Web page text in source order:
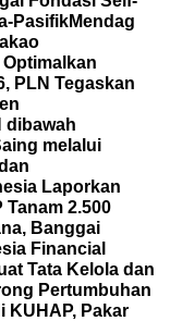
PasifikMendag
PLN Tegaskan
dibawah
melalui
Laporkan
Tanam 2.500
Banggai
Financial
Tata Kelola dan
Pertumbuhan
KUHAP, Pakar